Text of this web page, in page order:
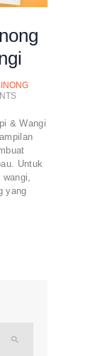
& Wangi
Untuk
yang